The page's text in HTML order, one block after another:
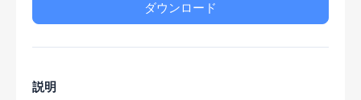
ダウンロード
説明